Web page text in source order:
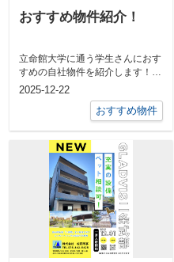
おすすめ物件紹介！
立命館大学に通う学生さんにおす
すめの自社物件を紹介します！
「フラッティ今出川天神」 今出
2025-12-22
おすすめ物件